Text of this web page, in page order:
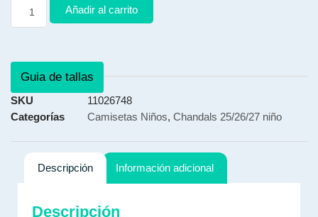
Añadir al carrito
Guia de tallas
SKU
11026748
Categorías
Camisetas Niños, Chandals 25/26/27 niño
Descripción Información adicional
Descripción